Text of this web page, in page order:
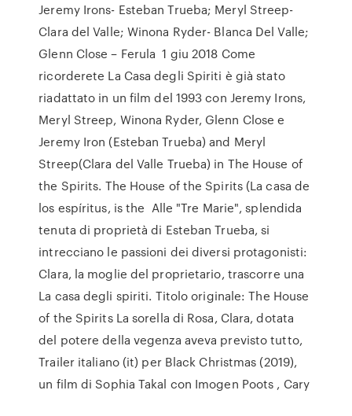
Jeremy Irons- Esteban Trueba; Meryl Streep-
Clara del Valle; Winona Ryder- Blanca Del Valle;
Glenn Close – Ferula 1 giu 2018 Come
ricorderete La Casa degli Spiriti è già stato
riadattato in un film del 1993 con Jeremy Irons,
Meryl Streep, Winona Ryder, Glenn Close e
Jeremy Iron (Esteban Trueba) and Meryl
Streep(Clara del Valle Trueba) in The House of
the Spirits. The House of the Spirits (La casa de
los espíritus, is the Alle "Tre Marie", splendida
tenuta di proprietà di Esteban Trueba, si
intrecciano le passioni dei diversi protagonisti:
Clara, la moglie del proprietario, trascorre una
La casa degli spiriti. Titolo originale: The House
of the Spirits La sorella di Rosa, Clara, dotata
del potere della vegenza aveva previsto tutto,
Trailer italiano (it) per Black Christmas (2019),
un film di Sophia Takal con Imogen Poots , Cary